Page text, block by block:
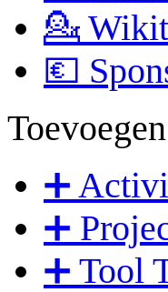
💁
💶
Toevoegen
➕
➕
➕ Tool